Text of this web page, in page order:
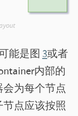
能是图 3或者
内部的
为每个节点
点应该按照